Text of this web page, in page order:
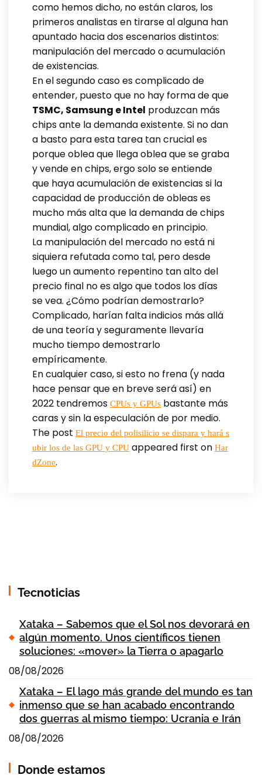
como hemos dicho, no están claros, los
primeros analistas en tirarse al alguna han
apuntado hacia dos escenarios distintos:
manipulación del mercado o acumulación
de existencias.
En el segundo caso es complicado de
entender, puesto que no hay forma de que
TSMC, Samsung e Intel produzcan más
chips ante la demanda existente. Si no dan
a basto para esta tarea tan crucial es
porque oblea que llega oblea que se graba
y vende en chips, ergo solo se entiende
que haya acumulación de existencias si la
capacidad de producción de obleas es
mucho más alta que la demanda de chips
mundial, algo complicado en principio.
La manipulación del mercado no está ni
siquiera refutada como tal, pero desde
luego un aumento repentino tan alto del
precio final no es algo que todos los días
se vea. ¿Cómo podrían demostrarlo?
Complicado, harían falta indicios más allá
de una teoría y seguramente llevaría
mucho tiempo demostrarlo
empíricamente.
En cualquier caso, si esto no frena (y nada
hace pensar que en breve será así) en
2022 tendremos CPUs y GPUs bastante más
caras y sin la especulación de por medio.
The post El precio del polisilicio se dispara y hará s
ubir los de las GPU y CPU appeared first on Har
dZone.
Tecnoticias
Xataka – Sabemos que el Sol nos devorará en
algún momento. Unos científicos tienen
soluciones: «mover» la Tierra o apagarlo
08/08/2026
Xataka – El lago más grande del mundo es tan
inmenso que se han acabado encontrando
dos guerras al mismo tiempo: Ucrania e Irán
08/08/2026
Donde estamos